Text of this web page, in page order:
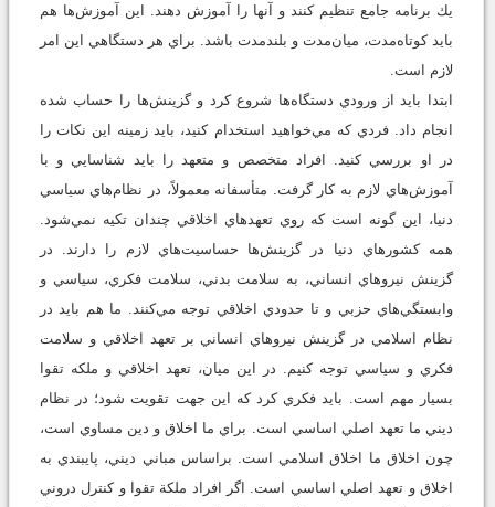
يك برنامه جامع تنظيم كنند و آنها را آموزش دهند. اين آموزش‌ها هم
بايد كوتاه‌مدت، ميان‌مدت و بلندمدت باشد. براي هر دستگاهي اين امر
لازم است.
ابتدا بايد از ورودي دستگاه‌ها شروع كرد و گزينش‌ها را حساب شده
انجام داد. فردي كه مي‌خواهيد استخدام كنيد، بايد زمينه اين نكات را
در او بررسي كنيد. افراد متخصص و متعهد را بايد شناسايي و با
آموزش‌هاي لازم به كار گرفت. متأسفانه معمولاً، در نظام‌هاي سياسي
دنيا، اين گونه است كه روي تعهدهاي اخلاقي چندان تكيه نمي‌شود.
همه كشورهاي دنيا در گزينش‌ها حساسيت‌هاي لازم را دارند. در
گزينش نيروهاي انساني، به سلامت بدني، سلامت فكري، سياسي و
وابستگي‌هاي حزبي و تا حدودي اخلاقي توجه مي‌كنند. ما هم بايد در
نظام اسلامي در گزينش نيروهاي انساني بر تعهد اخلاقي و سلامت
فكري و سياسي توجه كنيم. در اين ميان، تعهد اخلاقي و ملكه تقوا
بسيار مهم است. بايد فكري كرد كه اين جهت تقويت شود؛ در نظام
ديني ما تعهد اصلي اساسي است. براي ما اخلاق و دين مساوي است،
چون اخلاق ما اخلاق اسلامي است. براساس مباني ديني، پايبندي به
اخلاق و تعهد اصلي اساسي است. اگر افراد ملكة تقوا و كنترل دروني